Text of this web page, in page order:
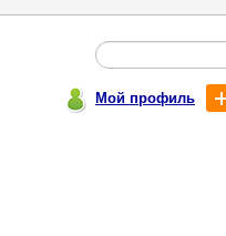
Мой профиль